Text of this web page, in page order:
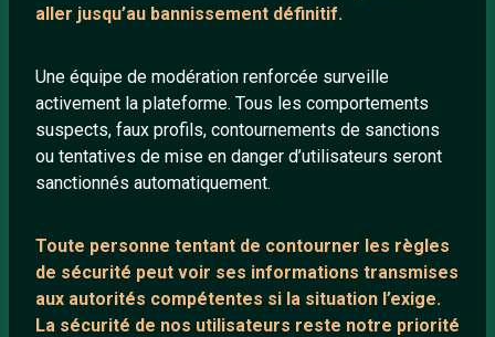
aller jusqu’au bannissement définitif.
Une équipe de modération renforcée surveille
activement la plateforme. Tous les comportements
suspects, faux profils, contournements de sanctions
ou tentatives de mise en danger d’utilisateurs seront
sanctionnés automatiquement.
Toute personne tentant de contourner les règles
de sécurité peut voir ses informations transmises
aux autorités compétentes si la situation l’exige.
La sécurité de nos utilisateurs reste notre priorité
Blog
Communauté
Quotes
Playlists YouTube
ANNEXE
Network IRC